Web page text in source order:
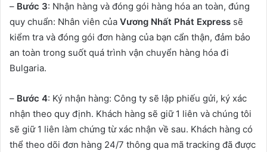
– Bước 3: Nhận hàng và đóng gói hàng hóa an toàn, đúng
quy chuẩn: Nhân viên của Vương Nhất Phát Express sẽ
kiểm tra và đóng gói đơn hàng của bạn cẩn thận, đảm bảo
an toàn trong suốt quá trình vận chuyển hàng hóa đi
Bulgaria.
– Bước 4: Ký nhận hàng: Công ty sẽ lập phiếu gửi, ký xác
nhận theo quy định. Khách hàng sẽ giữ 1 liên và chúng tôi
sẽ giữ 1 liên làm chứng từ xác nhận về sau. Khách hàng có
thể theo dõi đơn hàng 24/7 thông qua mã tracking đã được